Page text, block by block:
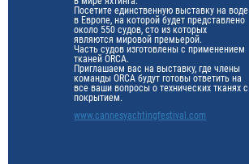
Посетите единственную выставку на воде
в Европе, на которой будет представлено
около 550 судов, сто из которых
являются мировой премьерой.
Часть судов изготовлены с применением
тканей ORCA.
Приглашаем вас на выставку, где члены
команды ORCA будут готовы ответить на
все ваши вопросы о технических тканях с
покрытием.
www.cannesyachtingfestival.com